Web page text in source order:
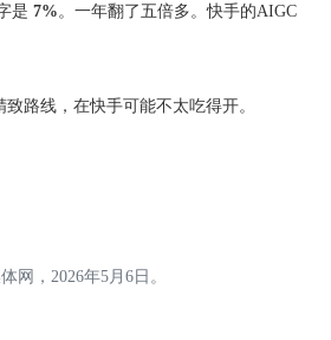
是 7% 。一年翻了五倍多。快手的AIGC
路线，在快手可能不太吃得开。
网，2026年5月6日。